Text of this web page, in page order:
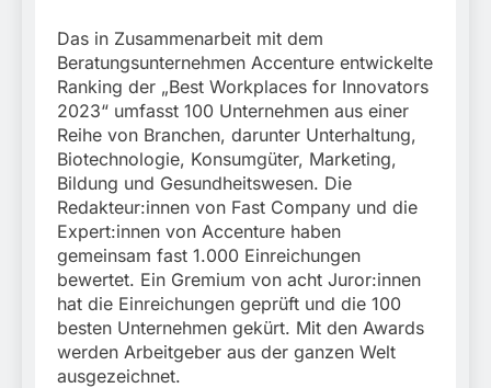
Das in Zusammenarbeit mit dem
Beratungsunternehmen Accenture entwickelte
Ranking der „Best Workplaces for Innovators
2023“ umfasst 100 Unternehmen aus einer
Reihe von Branchen, darunter Unterhaltung,
Biotechnologie, Konsumgüter, Marketing,
Bildung und Gesundheitswesen. Die
Redakteur:innen von Fast Company und die
Expert:innen von Accenture haben
gemeinsam fast 1.000 Einreichungen
bewertet. Ein Gremium von acht Juror:innen
hat die Einreichungen geprüft und die 100
besten Unternehmen gekürt. Mit den Awards
werden Arbeitgeber aus der ganzen Welt
ausgezeichnet.